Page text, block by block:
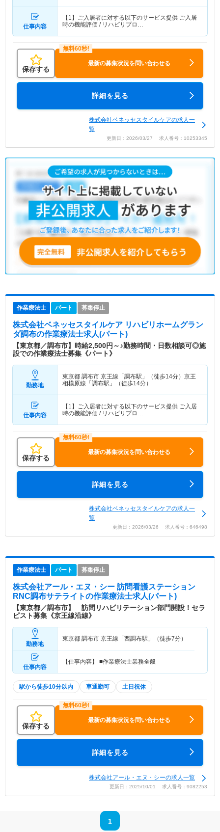
仕事内容
【1】ご入居者に対する以下のサービス提供 ご入居
時の機能評価 / リハビリプロ…
保存する
最新の募集状況を問い合わせる
詳細を見る
株式会社ベネッセスタイルケアの求人一
覧
更新日：2026/03/27 求人番号：10253345
作業療法士 パート 募集停止
株式会社ベネッセスタイルケア リハビリホームグラン
ダ調布の作業療法士求人(パート)
【東京都／調布市】時給2,500円～♪勤務時間・日数相談可◎施
設での作業療法士募集《パート》
勤務地
東京都 調布市 京王線「調布駅」（徒歩14分）京王
相模原線「調布駅」（徒歩14分）
仕事内容
【1】ご入居者に対する以下のサービス提供 ご入居
時の機能評価 / リハビリプロ…
保存する
最新の募集状況を問い合わせる
詳細を見る
株式会社ベネッセスタイルケアの求人一
覧
更新日：2026/03/26 求人番号：646498
作業療法士 パート 募集停止
株式会社アール・エヌ・シー 訪問看護ステーション
RNC調布サテライトの作業療法士求人(パート)
【東京都／調布市】 訪問リハビリテーション部門開設！セラ
ピスト募集《京王線沿線》
勤務地
東京都 調布市 京王線「西調布駅」（徒歩7分）
仕事内容
【仕事内容】 ■作業療法士業務全般
駅から徒歩10分以内 車通勤可 土日祝休
保存する
最新の募集状況を問い合わせる
詳細を見る
株式会社アール・エヌ・シーの求人一覧
更新日：2025/10/01 求人番号：9082253
1